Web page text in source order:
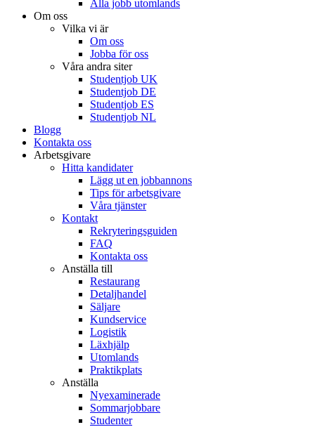
Alla jobb utomlands
Om oss
Vilka vi är
Om oss
Jobba för oss
Våra andra siter
Studentjob UK
Studentjob DE
Studentjob ES
Studentjob NL
Blogg
Kontakta oss
Arbetsgivare
Hitta kandidater
Lägg ut en jobbannons
Tips för arbetsgivare
Våra tjänster
Kontakt
Rekryteringsguiden
FAQ
Kontakta oss
Anställa till
Restaurang
Detaljhandel
Säljare
Kundservice
Logistik
Läxhjälp
Utomlands
Praktikplats
Anställa
Nyexaminerade
Sommarjobbare
Studenter